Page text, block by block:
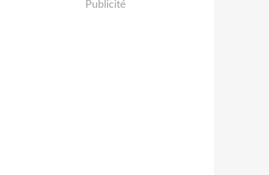
Publicité